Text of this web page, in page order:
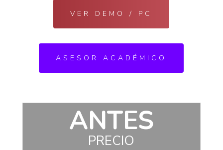
VER DEMO / PC
ASESOR ACADÉMICO
ANTES
PRECIO